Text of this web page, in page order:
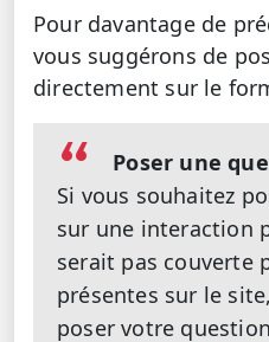
Pour davantage de
vous suggérons de
directement sur le
Poser une
Si vous souhaitez
sur une interaction
serait pas couverte
présentes sur le
poser votre